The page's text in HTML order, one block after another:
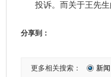
投诉。而关于王先
分享到：
更多相关搜索： 新闻